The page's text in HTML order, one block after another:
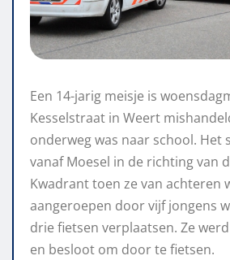
Een 14-jarig meisje is
Kesselstraat in Weert
onderweg was naar school. Het
vanaf Moesel in de richting van
Kwadrant toen ze van achteren
aangeroepen door vijf jongens
drie fietsen verplaatsen. Ze
en besloot om door te fietsen.